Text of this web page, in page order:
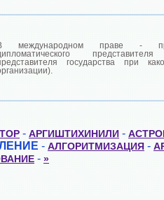
международном праве -
государства при
- АРГИШТИХИНИЛИ -
- АЛГОРИТМИЗАЦИЯ -
- »